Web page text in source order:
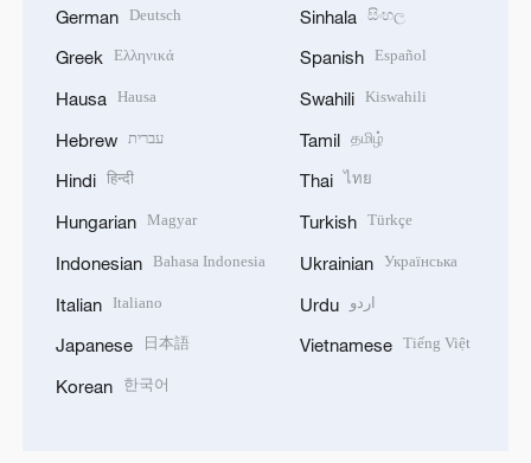
German Deutsch
Greek Ελληνικά
Hausa Hausa
Hebrew עברית
Hindi हिन्दी
Hungarian Magyar
Indonesian Bahasa Indonesia
Italian Italiano
Japanese 日本語
Korean 한국어
Sinhala සිංහල
Spanish Español
Swahili Kiswahili
Tamil தமிழ்
Thai ไทย
Turkish Türkçe
Ukrainian Українська
Urdu اردو
Vietnamese Tiếng Việt